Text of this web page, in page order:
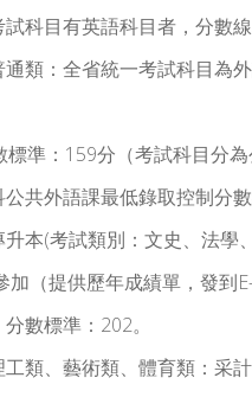
科目有英語科目者，分數
類：全省統一考試科目為
準：159分（考試科目分
共外語課最低錄取控制分數
本(考試類別：文史、法
（提供歷年成績單，發到
數標準：202。
類、藝術類、體育類：采